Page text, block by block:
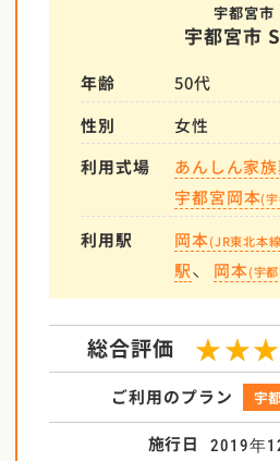
宇都宮市
宇都宮市 S
年齢
50代
性別
女性
利用式場
あんしん家
宇都宮岡本(
利用駅 岡本(JR東北本
駅、 岡本(宇
総合評価
ご利用のプラン 宇
施行日 2019年